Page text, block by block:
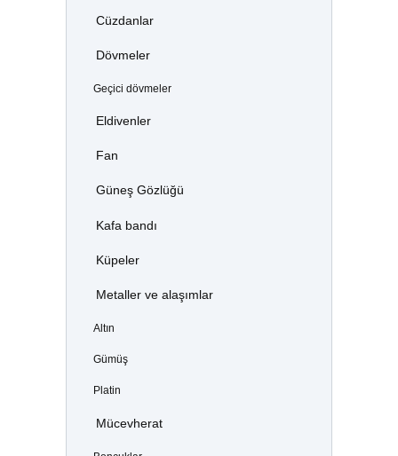
Cüzdanlar
Dövmeler
Geçici dövmeler
Eldivenler
Fan
Güneş Gözlüğü
Kafa bandı
Küpeler
Metaller ve alaşımlar
Altın
Gümüş
Platin
Mücevherat